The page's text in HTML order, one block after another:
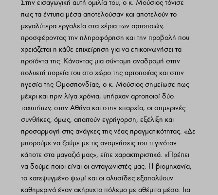
Στην εισαγωγική αυτή ομιλία του, ο κ. Μούσιος τόνισε
πως τα έντυπα μέσα αποτελούσαν και αποτελούν το
μεγαλύτερα εργαλεία στα χέρια των αρτοποιών,
προσφέροντας την πληροφόρηση και την προβολή που
χρειάζεται η κάθε επιχείρηση για να επικοινωνήσει τα
προϊόντα της. Κάνοντας μια σύντομη αναδρομή στην
πολυετή πορεία του στο χώρο της αρτοποιίας και στην
ηγεσία της Ομοσπονδίας, ο κ. Μούσιος σημείωσε πως
μέχρι και πριν λίγα χρόνια, υπήρχαν αρτοποιοί δύο
ταχυτήτων, στην Αθήνα και στην επαρχία, οι σημερινές
συνθήκες, όμως, απαιτούν εγρήγορση, εξέλιξη και
προσαρμογή στις ανάγκες της νέας πραγματικότητας. «Δε
μπορούμε να ζούμε με τις αναμνήσεις του τι γινόταν
κάποτε στα μαγαζιά μας», είπε χαρακτηριστικά. «Πρέπει
να δούμε ποιοι είναι οι ανταγωνιστές μας. Η βιομηχανία,
το κατεψυγμένο ψωμί και οι αλυσίδες εξαπολύουν
καθημερινά έναν ακήρυχτο πόλεμο με αθέμιτα μέσα. Για